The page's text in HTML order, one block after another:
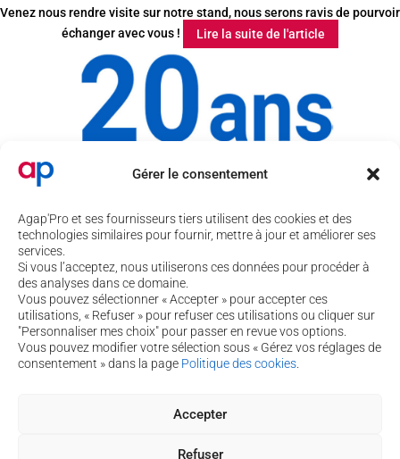
Gérer le consentement
Agap'Pro et ses fournisseurs tiers utilisent des cookies et des
technologies similaires pour fournir, mettre à jour et améliorer ses
services.
Si vous l’acceptez, nous utiliserons ces données pour procéder à
des analyses dans ce domaine.
Vous pouvez sélectionner « Accepter » pour accepter ces
utilisations, « Refuser » pour refuser ces utilisations ou cliquer sur
"Personnaliser mes choix" pour passer en revue vos options.
Vous pouvez modifier votre sélection sous « Gérez vos réglages de
consentement » dans la page Politique des cookies
Accepter
Refuser
Venez nous rendre visite sur notre stand, nous serons ravis de pourvoir
échanger avec vous !
Lire la suite de l'article
20 ANS DE SERVICE AVEC PASSION
parLieu|1 Jan 2018|Entreprise,Vie d'entreprise
Lire la suite de l'article
4 rue de Béguey 33370 TRESSES